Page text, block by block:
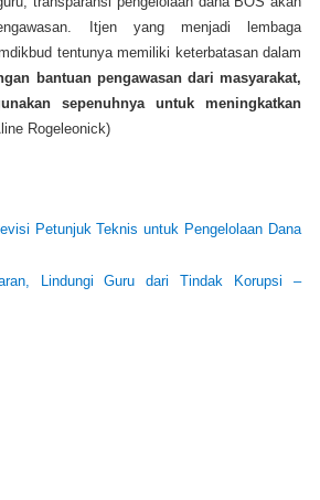
Itjen yang menjadi lembaga
tentunya memiliki keterbatasan dalam
bantuan pengawasan dari masyarakat,
sepenuhnya untuk meningkatkan
Rogeleonick)
Petunjuk Teknis untuk Pengelolaan Dana
Lindungi Guru dari Tindak Korupsi –